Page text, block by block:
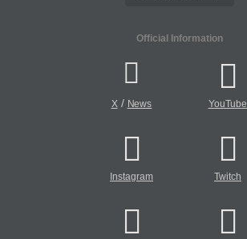
Official Information
X/ News YouTube
Instagram Twitch